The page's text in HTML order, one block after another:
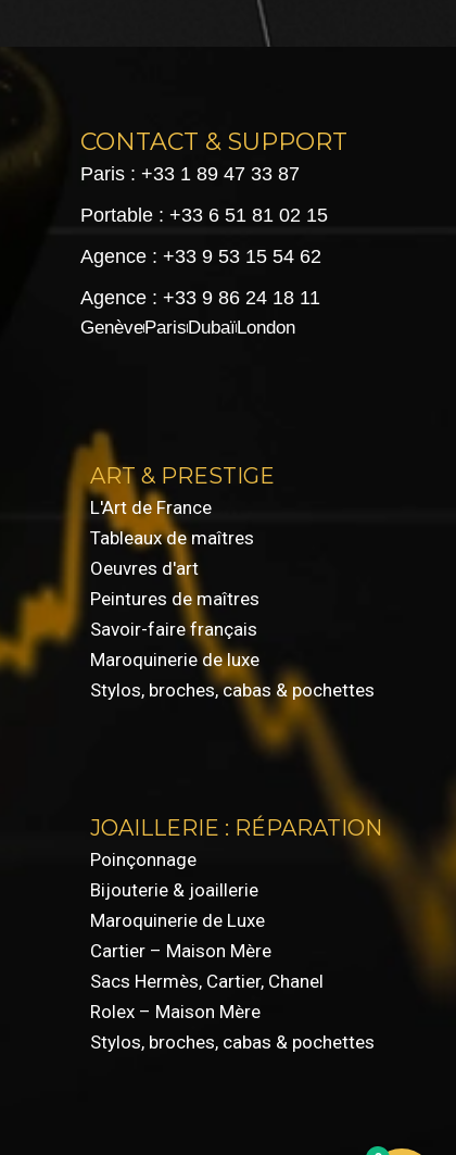
CONTACT & SUPPORT
Paris : +33 1 89 47 33 87
Portable : +33 6 51 81 02 15
Agence : +33 9 53 15 54 62
Agence : +33 9 86 24 18 11
GenèveParisDubaïLondon
ART & PRESTIGE
L'Art de France
Tableaux de maîtres
Oeuvres d'art
Peintures de maîtres
Savoir-faire français
Maroquinerie de luxe
Stylos, broches, cabas & pochettes
JOAILLERIE : RÉPARATION
Poinçonnage
Bijouterie & joaillerie
Maroquinerie de Luxe
Cartier – Maison Mère
Sacs Hermès, Cartier, Chanel
Rolex – Maison Mère
Stylos, broches, cabas & pochettes